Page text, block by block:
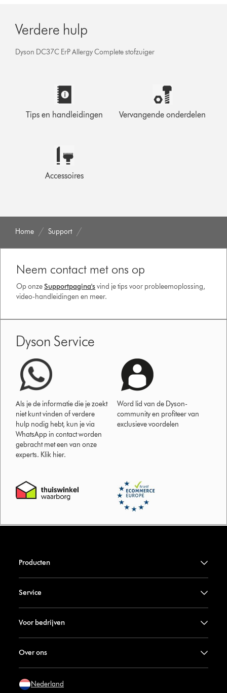
Verdere hulp
Dyson DC37C ErP Allergy Complete stofzuiger
Tips en handleidingen Vervangende onderdelen
Accessoires
Home Support
Neem contact met ons op
Op onzeSupportpagina'svind je tips voor probleemoplossing,
video-handleidingen en meer.
Dyson Service
Als je de informatie die je zoekt
niet kunt vinden of verdere
hulp nodig hebt, kun je via
WhatsApp in contact worden
gebracht met een van onze
experts. Klik hier.
Word lid van de Dyson-
community en profiteer van
exclusieve voordelen
Producten
Service
Voor bedrijven
Over ons
Nederland